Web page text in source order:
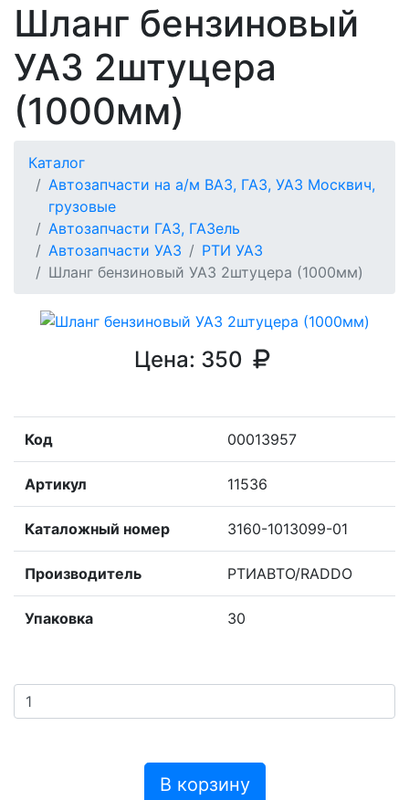
Шланг бензиновый
УАЗ 2штуцера
(1000мм)
Каталог
Автозапчасти на а/м ВАЗ, ГАЗ, УАЗ Москвич,
грузовые
Автозапчасти ГАЗ, ГАЗель
Автозапчасти УАЗ
РТИ УАЗ
Шланг бензиновый УАЗ 2штуцера (1000мм)
Цена: 350
Код 00013957
Артикул 11536
Каталожный номер 3160-1013099-01
Производитель РТИАВТО/RADDO
Упаковка 30
В корзину